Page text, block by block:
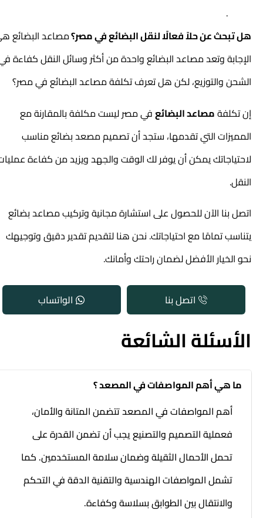
هل تبحث عن حلاً فعالًا لنقل البضائع في مصر؟مصاعد البضائع هي
الإجابة وتعد مصاعد البضائع واحدة من أكثر وسائل النقل كفاءة في
الشحن والتوزيع، لكن هل تعرف تكلفة مصاعد البضائع في مصر؟
إن تكلفةمصاعد البضائعفي مصر ليست مكلفة بالمقارنة مع
المميزات التي تقدمها، ستجد أن تصميممصعد بضائعمناسب
لاحتياجاتك يمكن أن يوفر لك الوقت والجهد ويزيد من كفاءة عمليات
النقل.
اتصل بنا الآن للحصول على استشارة مجانية وتركيبمصاعد بضائع
يتناسب تمامًا مع احتياجاتك. نحن هنا لتقديم تقدير دقيق وتوجيهك
نحو الخيار الأفضل لضمان راحتك وأمانك.
اتصل بنا الواتساب
الأسئلة الشائعة
ما هي أهم المواصفات في المصعد ؟
أهم المواصفات في المصعد تتضمن المتانة والأمان،
فعملية التصميم والتصنيع يجب أن تضمن القدرة على
تحمل الأحمال الثقيلة وضمان سلامة المستخدمين. كما
تشمل المواصفات الهندسية والتقنية الدقة في التحكم
والانتقال بين الطوابق بسلاسة وكفاءة.